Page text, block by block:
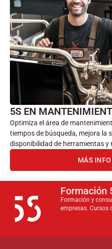
5S EN
Optimiza el área de
tiempos de búsqueda, mejora la
disponibilidad de herramientas y
MÁS
Formación
Formación y
empresas. Cursos